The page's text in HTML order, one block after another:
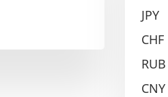
JPY
CHF
RUB
CNY